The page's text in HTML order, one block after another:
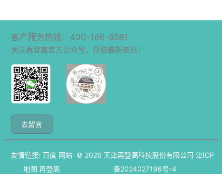
客户服务热线：400-166-8581
关注再登高官方公众号，获取最新资讯！
去留言
友情链接: 百度 网站
地图 再登高
© 2026 天津再登高科技股份有限公司 津ICP
备2024027196号-4